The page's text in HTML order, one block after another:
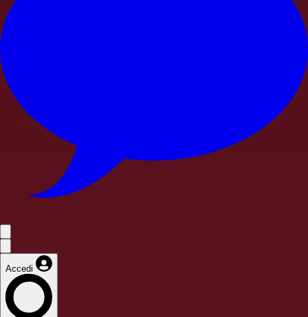
Accedi